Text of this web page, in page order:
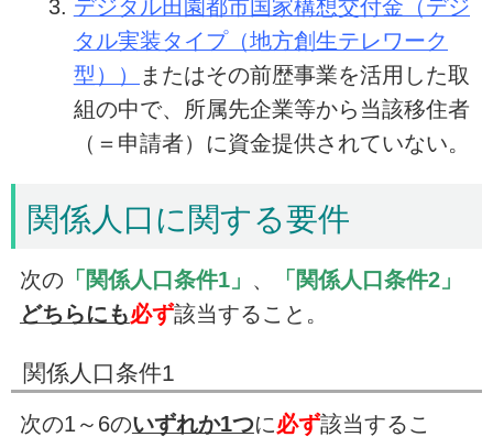
デジタル田園都市国家構想交付金（デジ
タル実装タイプ（地方創生テレワーク
型））
またはその前歴事業を活用した取
組の中で、所属先企業等から当該移住者
（＝申請者）に資金提供されていない。
関係人口に関する要件
次の 「関係人口条件1」 、
「関係人口条件2」
どちらにも必ず該当すること。
関係人口条件1
次の1～6のいずれか1つに必ず該当するこ